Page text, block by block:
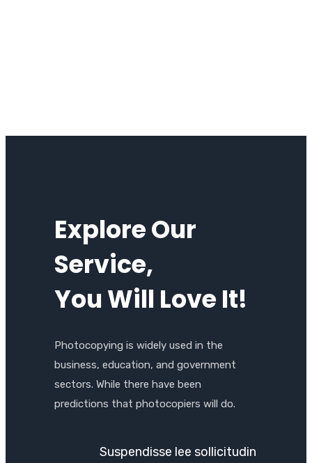
Explore Our
Service,
You Will Love It!
Photocopying is widely used in the
business, education, and government
sectors. While there have been
predictions that photocopiers will do.
Suspendisse lee sollicitudin